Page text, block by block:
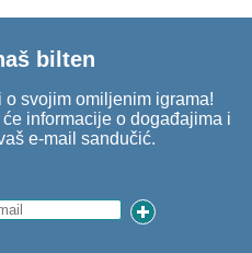
bilten
svojim omiljenim igrama!
informacije o događajima i
e-mail sandučić.